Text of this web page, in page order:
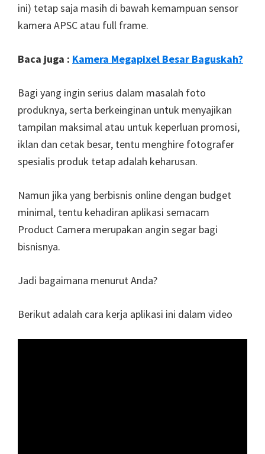
ini) tetap saja masih di bawah kemampuan sensor
kamera APSC atau full frame.
Baca juga : Kamera Megapixel Besar Baguskah?
Bagi yang ingin serius dalam masalah foto
produknya, serta berkeinginan untuk menyajikan
tampilan maksimal atau untuk keperluan promosi,
iklan dan cetak besar, tentu menghire fotografer
spesialis produk tetap adalah keharusan.
Namun jika yang berbisnis online dengan budget
minimal, tentu kehadiran aplikasi semacam
Product Camera merupakan angin segar bagi
bisnisnya.
Jadi bagaimana menurut Anda?
Berikut adalah cara kerja aplikasi ini dalam video